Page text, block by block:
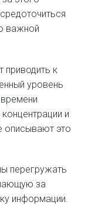
важной
приводить к
уровень
концентрации и
описывают это
перегружать
за
информации.